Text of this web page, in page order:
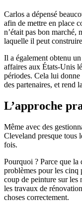
Carlos a dépensé
afin de mettre en place
n’était pas bon marché,
laquelle il peut
Il a également obtenu
affaires aux États-Unis
périodes. Cela lui donne
des partenaires, et rend
L’approche
Même avec des
Cleveland presque tous
fois.
Pourquoi ? Parce que
problèmes pour les cinq
coup de peinture sur
les travaux de
choses correctement.